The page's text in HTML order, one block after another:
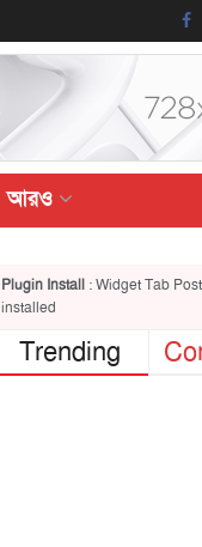
আরও
Plugin Install: Widget Tab
installed
Trending